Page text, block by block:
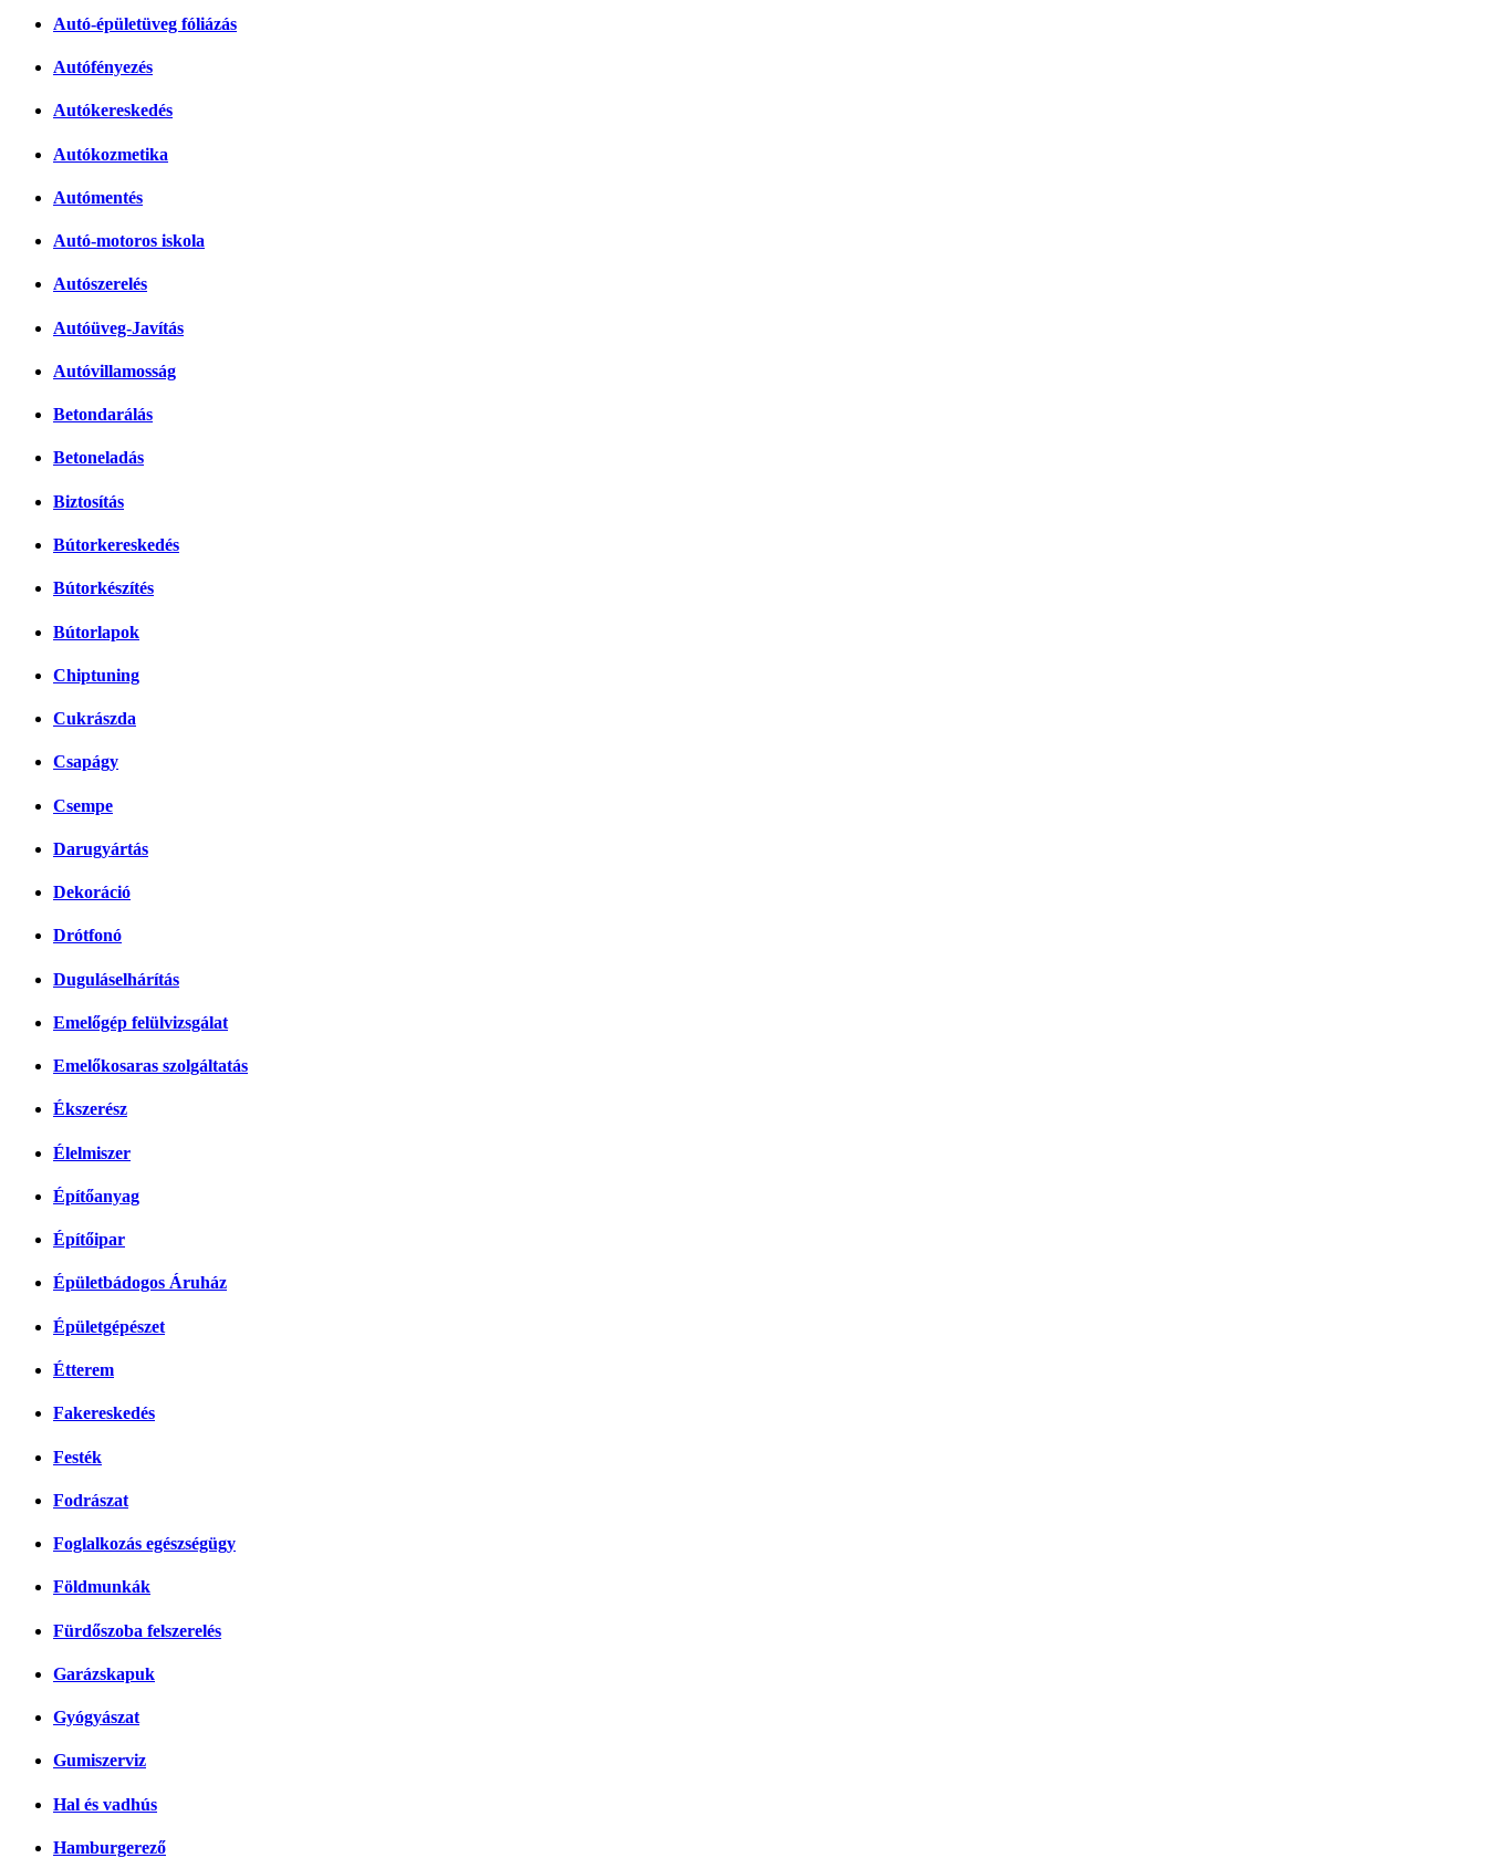
Autó-épületüveg fóliázás
Autófényezés
Autókereskedés
Autókozmetika
Autómentés
Autó-motoros iskola
Autószerelés
Autóüveg-Javítás
Autóvillamosság
Betondarálás
Betoneladás
Biztosítás
Bútorkereskedés
Bútorkészítés
Bútorlapok
Chiptuning
Cukrászda
Csapágy
Csempe
Darugyártás
Dekoráció
Drótfonó
Duguláselhárítás
Emelőgép felülvizsgálat
Emelőkosaras szolgáltatás
Ékszerész
Élelmiszer
Építőanyag
Építőipar
Épületbádogos Áruház
Épületgépészet
Étterem
Fakereskedés
Festék
Fodrászat
Foglalkozás egészségügy
Földmunkák
Fürdőszoba felszerelés
Garázskapuk
Gyógyászat
Gumiszerviz
Hal és vadhús
Hamburgerező